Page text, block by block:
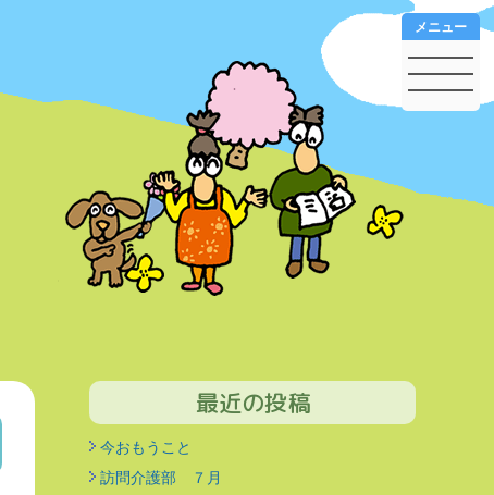
メニュー
最近の投稿
今おもうこと
訪問介護部 ７月